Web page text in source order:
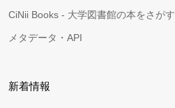
CiNii Books - 大学図書館の本をさがす
メタデータ・API
新着情報